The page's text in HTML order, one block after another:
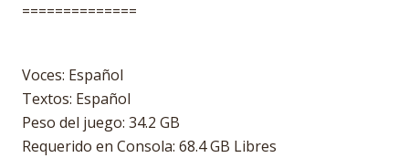
==============
Voces: Español
Textos: Español
Peso del juego: 34.2 GB
Requerido en Consola: 68.4 GB Libres